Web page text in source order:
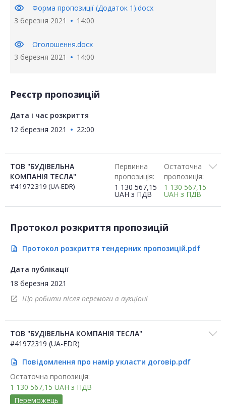
visibility
Форма пропозиції (Додаток 1).docx
3 березня 2021
14:00
visibility
Оголошення.docx
3 березня 2021
14:00
Реєстр пропозицій
Дата і час розкриття
12 березня 2021
22:00
ТОВ "БУДІВЕЛЬНА
КОМПАНІЯ ТЕСЛА"
#41972319 (UA-EDR)
Первинна
пропозиція:
1 130 567,15
UAH з ПДВ
Остаточна
пропозиція:
1 130 567,15
UAH з ПДВ
Протокол розкриття пропозицій
description Протокол розкриття тендерних пропозицій.pdf
Дата публікації
18 березня 2021
open_in_new Що робити після перемоги в аукціоні
ТОВ "БУДІВЕЛЬНА КОМПАНІЯ ТЕСЛА"
#41972319 (UA-EDR)
description
Повідомлення про намір укласти договір.pdf
Остаточна пропозиція:
1 130 567,15 UAH з ПДВ
Переможець